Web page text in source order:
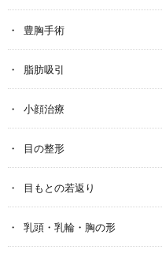
豊胸手術
脂肪吸引
小顔治療
目の整形
目もとの若返り
乳頭・乳輪・胸の形